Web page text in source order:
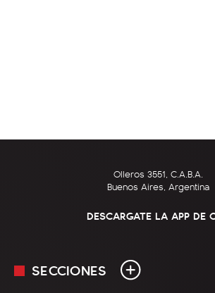
Olleros 3551, C.A.B.A.
Buenos Aires, Argentina
DESCARGATE LA APP DE
SECCIONES